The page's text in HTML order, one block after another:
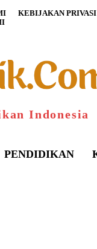
KEBIJAKAN PRIVASI
Indonesia
PENDIDIKAN